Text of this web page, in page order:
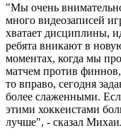
"Мы очень
много видеозаписей
хватает дисциплины,
ребята вникают в
моментах, когда мы
матчем против
то вправо, сегодня
более слаженными.
этими хоккеистами
лучше", - сказал